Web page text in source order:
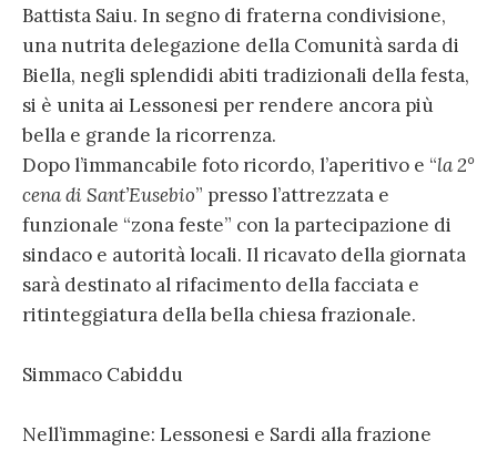
Battista Saiu. In segno di fraterna condivisione,
una nutrita delegazione della Comunità sarda di
Biella, negli splendidi abiti tradizionali della festa,
si è unita ai Lessonesi per rendere ancora più
bella e grande la ricorrenza.
Dopo l’immancabile foto ricordo, l’aperitivo e “la 2°
cena di Sant’Eusebio” presso l’attrezzata e
funzionale “zona feste” con la partecipazione di
sindaco e autorità locali. Il ricavato della giornata
sarà destinato al rifacimento della facciata e
ritinteggiatura della bella chiesa frazionale.
Simmaco Cabiddu
Nell’immagine: Lessonesi e Sardi alla frazione